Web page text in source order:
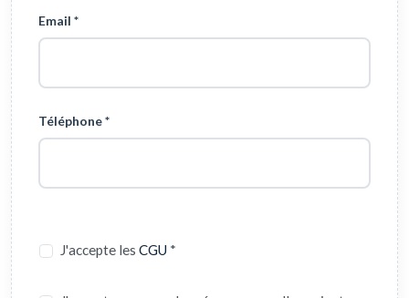
Email *
Téléphone *
J'accepte les CGU *